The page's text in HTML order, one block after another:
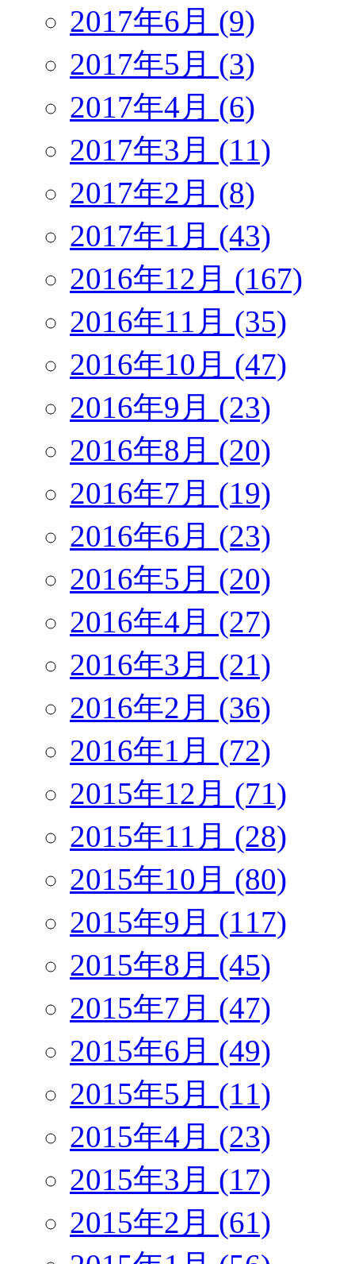
2017年6月 (9)
2017年5月 (3)
2017年4月 (6)
2017年3月 (11)
2017年2月 (8)
2017年1月 (43)
2016年12月 (167)
2016年11月 (35)
2016年10月 (47)
2016年9月 (23)
2016年8月 (20)
2016年7月 (19)
2016年6月 (23)
2016年5月 (20)
2016年4月 (27)
2016年3月 (21)
2016年2月 (36)
2016年1月 (72)
2015年12月 (71)
2015年11月 (28)
2015年10月 (80)
2015年9月 (117)
2015年8月 (45)
2015年7月 (47)
2015年6月 (49)
2015年5月 (11)
2015年4月 (23)
2015年3月 (17)
2015年2月 (61)